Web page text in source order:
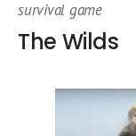
survival game
The Wilds